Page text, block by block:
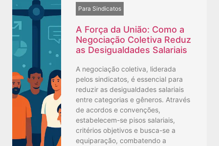
Para Sindicatos
A Força da União: Como a
Negociação Coletiva Reduz
as Desigualdades Salariais
A negociação coletiva, liderada
pelos sindicatos, é essencial para
reduzir as desigualdades salariais
entre categorias e gêneros. Através
de acordos e convenções,
estabelecem-se pisos salariais,
critérios objetivos e busca-se a
equiparação, combatendo a